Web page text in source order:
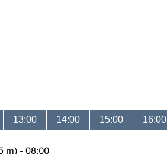
13:00 14:00 15:00 16:00